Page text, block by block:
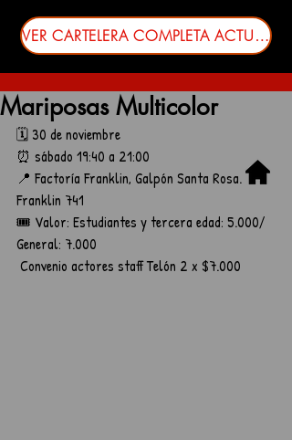
VER CARTELERA COMPLETA ACTUALIZADA
Mariposas Multicolor
🗓️ 30 de noviembre
⏰ sábado 19:40 a 21:00
📍 Factoría Franklin, Galpón Santa Rosa.
Franklin 741
🎟️ Valor: Estudiantes y tercera edad: 5.000/
General: 7.000
Convenio actores staff Telón 2 x $7.000